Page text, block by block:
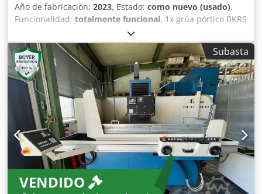
Año de fabricación: 2023, Estado: como nuevo (usado),
Funcionalidad: totalmente funcional, 1x grúa pórtico BKRS
Carga de trabajo: 2 x 20.000 = 40.000 kg Luz: 29 m Voladizo:
2 x 8,9 m Altura de elevación sobre el raíl: 10 m Recorrido
del gancho: 13,5 m Djdpfjyx Dv Tsx Alhswa Control remoto
por radio Enrollador de cable apto para 90 m Completa
con carril de grúa UIC60, longitud: 2x 180 m
Subasta
VENDIDO